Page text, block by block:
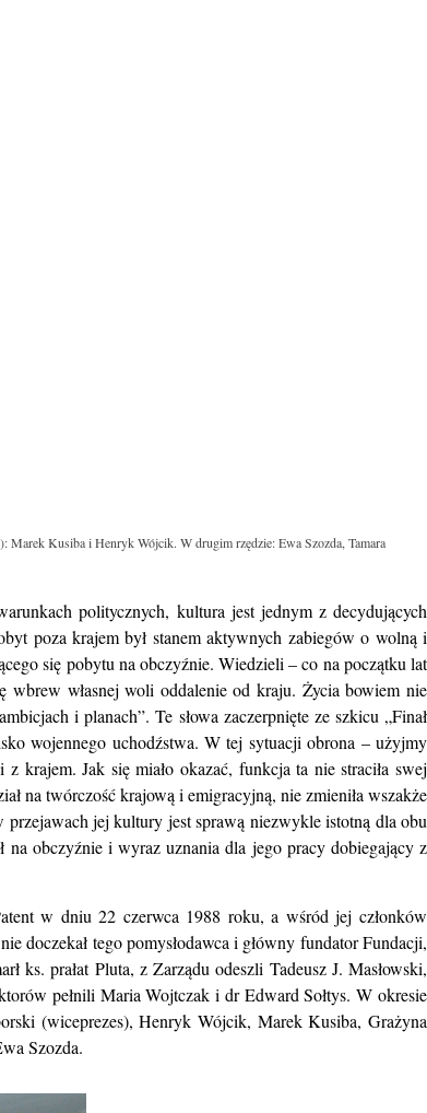
Kusiba i Henryk Wójcik. W drugim rzędzie: Ewa Szozda, Tamara
politycznych, kultura jest jednym z decydujących
poza krajem był stanem aktywnych zabiegów o wolną i
się pobytu na obczyźnie. Wiedzieli – co na początku lat
wbrew własnej woli oddalenie od kraju. Życia bowiem nie
i planach”. Te słowa zaczerpnięte ze szkicu „Finał
wojennego uchodźstwa. W tej sytuacji obrona – użyjmy
krajem. Jak się miało okazać, funkcja ta nie straciła swej
na twórczość krajową i emigracyjną, nie zmieniła wszakże
jej kultury jest sprawą niezwykle istotną dla obu
obczyźnie i wyraz uznania dla jego pracy dobiegający z
w dniu 22 czerwca 1988 roku, a wśród jej członków
doczekał tego pomysłodawca i główny fundator Fundacji,
ks. prałat Pluta, z Zarządu odeszli Tadeusz J. Masłowski,
pełnili Maria Wojtczak i dr Edward Sołtys. W okresie
(wiceprezes), Henryk Wójcik, Marek Kusiba, Grażyna
Szozda.